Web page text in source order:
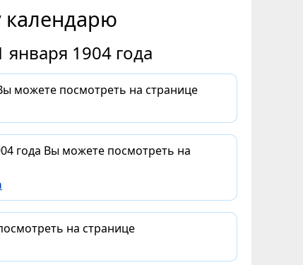
календарю
1904 года
можете посмотреть на странице
года Вы можете посмотреть на
на странице